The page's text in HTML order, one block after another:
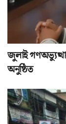
জুলাই
অনুষ্ঠিত